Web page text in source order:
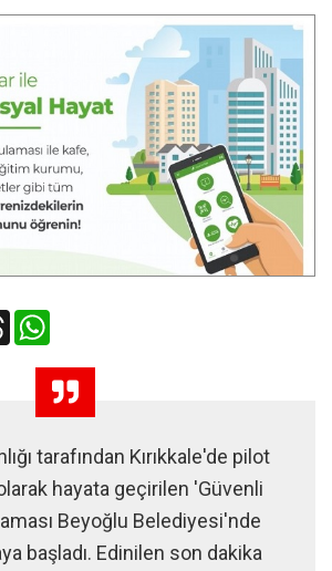
Threads
tarafından Kırıkkale'de pilot
hayata geçirilen 'Güvenli
Beyoğlu Belediyesi'nde
başladı. Edinilen son dakika